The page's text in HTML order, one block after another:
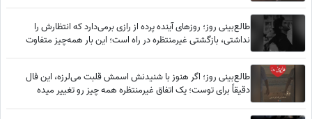
طالع‌بینی روز؛ روزهای آینده پرده از رازی برمی‌دارد که انتظارش را
نداشتی، بازگشتی غیرمنتظره در راه است؛ این بار همه‌چیز متفاوت
طالع‌بینی روز؛ اگر هنوز با شنیدنش اسمش قلبت می‌لرزه، این فال
دقیقاً برای توست؛ یک اتفاق غیرمنتظره همه چیز رو تغییر میده